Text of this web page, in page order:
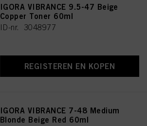
IGORA VIBRANCE 9.5-47 Beige
Copper Toner 60ml
ID-nr. 3048977
REGISTEREN EN KOPEN
IGORA VIBRANCE 7-48 Medium
Blonde Beige Red 60ml